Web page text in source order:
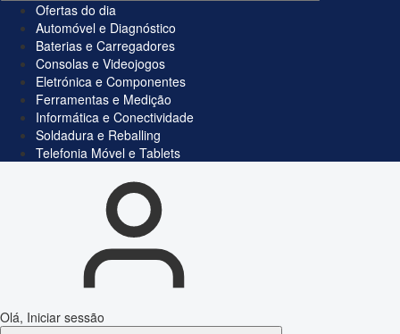
Ofertas do dia
Automóvel e Diagnóstico
Baterias e Carregadores
Consolas e Videojogos
Eletrónica e Componentes
Ferramentas e Medição
Informática e Conectividade
Soldadura e Reballing
Telefonia Móvel e Tablets
Olá, Iniciar sessão